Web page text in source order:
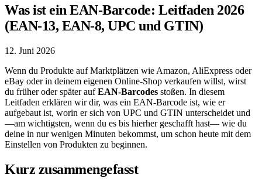
Was ist ein EAN-Barcode: Leitfaden 2026
(EAN-13, EAN-8, UPC und GTIN)
12. Juni 2026
Wenn du Produkte auf Marktplätzen wie Amazon, AliExpress oder
eBay oder in deinem eigenen Online-Shop verkaufen willst, wirst
du früher oder später aufEAN-Barcodes stoßen. In diesem
Leitfaden erklären wir dir, was ein EAN-Barcode ist, wie er
aufgebaut ist, worin er sich von UPC und GTIN unterscheidet und
—am wichtigsten, wenn du es bis hierher geschafft hast— wie du
deine in nur wenigen Minuten bekommst, um schon heute mit dem
Einstellen von Produkten zu beginnen.
Kurz zusammengefasst